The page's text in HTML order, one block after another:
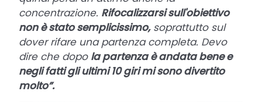
concentrazione. Rifocalizzarsi sull'obiettivo
non è stato semplicissimo,soprattutto sul
dover rifare una partenza completa. Devo
dire che dopo la partenza è andata bene e
negli fatti gli ultimi 10 giri mi sono divertito
molto”.